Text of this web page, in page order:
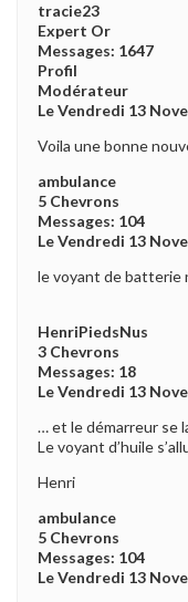
tracie23
Expert Or
Messages: 1647
Profil
Modérateur
Le Vendredi 13
Voila une bonne
ambulance
5 Chevrons
Messages: 104
Le Vendredi 13
le voyant de batterie
HenriPiedsNus
3 Chevrons
Messages: 18
Le Vendredi 13
… et le démarreur se
Le voyant d’huile
Henri
ambulance
5 Chevrons
Messages: 104
Le Vendredi 13